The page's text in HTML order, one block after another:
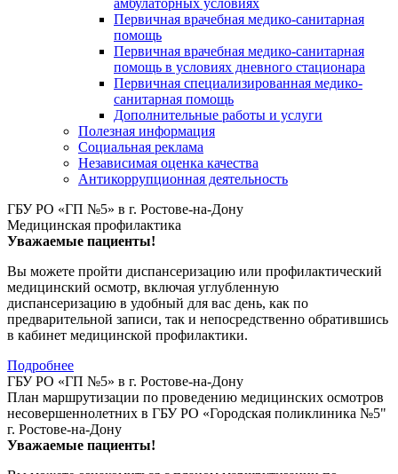
амбулаторных условиях
Первичная врачебная медико-санитарная
помощь
Первичная врачебная медико-санитарная
помощь в условиях дневного стационара
Первичная специализированная медико-
санитарная помощь
Дополнительные работы и услуги
Полезная информация
Социальная реклама
Независимая оценка качества
Антикоррупционная деятельность
ГБУ РО «ГП №5» в г. Ростове-на-Дону
Медицинская профилактика
Уважаемые пациенты!
Вы можете пройти диспансеризацию или профилактический
медицинский осмотр, включая углубленную
диспансеризацию в удобный для вас день, как по
предварительной записи, так и непосредственно обратившись
в кабинет медицинской профилактики.
Подробнее
ГБУ РО «ГП №5» в г. Ростове-на-Дону
План маршрутизации по проведению медицинских осмотров
несовершеннолетних в ГБУ РО «Городская поликлиника №5"
г. Ростове-на-Дону
Уважаемые пациенты!